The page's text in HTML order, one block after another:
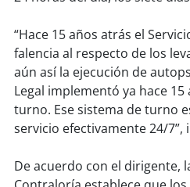
soycoronel
soyarauco
soytemuco
“Hace 15 años atrás el
falencia al respecto de los
aún así la ejecución de
Legal implementó ya hace
turno. Ese sistema de turno
servicio efectivamente 24/7”,
De acuerdo con el dirigente,